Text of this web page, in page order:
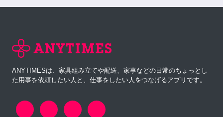
ANYTIMESは、家具組み立てや配送、家事などの日常のちょっとし
た用事を依頼したい人と、仕事をしたい人をつなげるアプリです。